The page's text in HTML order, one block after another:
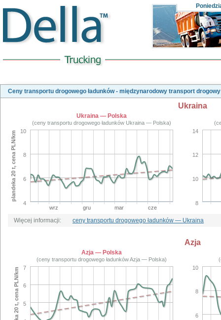
Ceny transportu drogowego ładunków - międzynarodowy transport drogowy
Ukraina
Ukraina — Polska
(ceny transportu drogowego ładunków Ukraina — Polska)
wrz gru mar cze
4
6
8
10
plandeka 20 t, cena PLN/km
8
10
12
14
Więcej informacji: ceny transportu drogowego ładunków — Ukraina
Azja
Azja — Polska
(ceny transportu drogowego ładunków Azja — Polska)
5
6
7
plandeka 20 t, cena PLN/km 6
8
10